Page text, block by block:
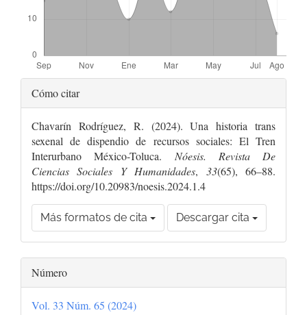
Detalles
del
artículo
Cómo citar
Chavarín Rodríguez, R. (2024). Una historia trans
sexenal de dispendio de recursos sociales: El Tren
Interurbano México-Toluca. Nóesis. Revista De
Ciencias Sociales Y Humanidades, 33(65), 66–88.
https://doi.org/10.20983/noesis.2024.1.4
Más formatos de cita Descargar cita
Número
Vol. 33 Núm. 65 (2024)